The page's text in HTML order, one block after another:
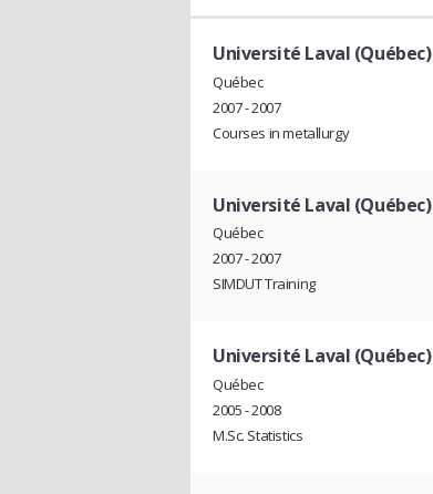
Université Laval (Québec)
Québec
2007 - 2007
Courses in metallurgy
Université Laval (Québec)
Québec
2007 - 2007
SIMDUT Training
Université Laval (Québec)
Québec
2005 - 2008
M.Sc. Statistics